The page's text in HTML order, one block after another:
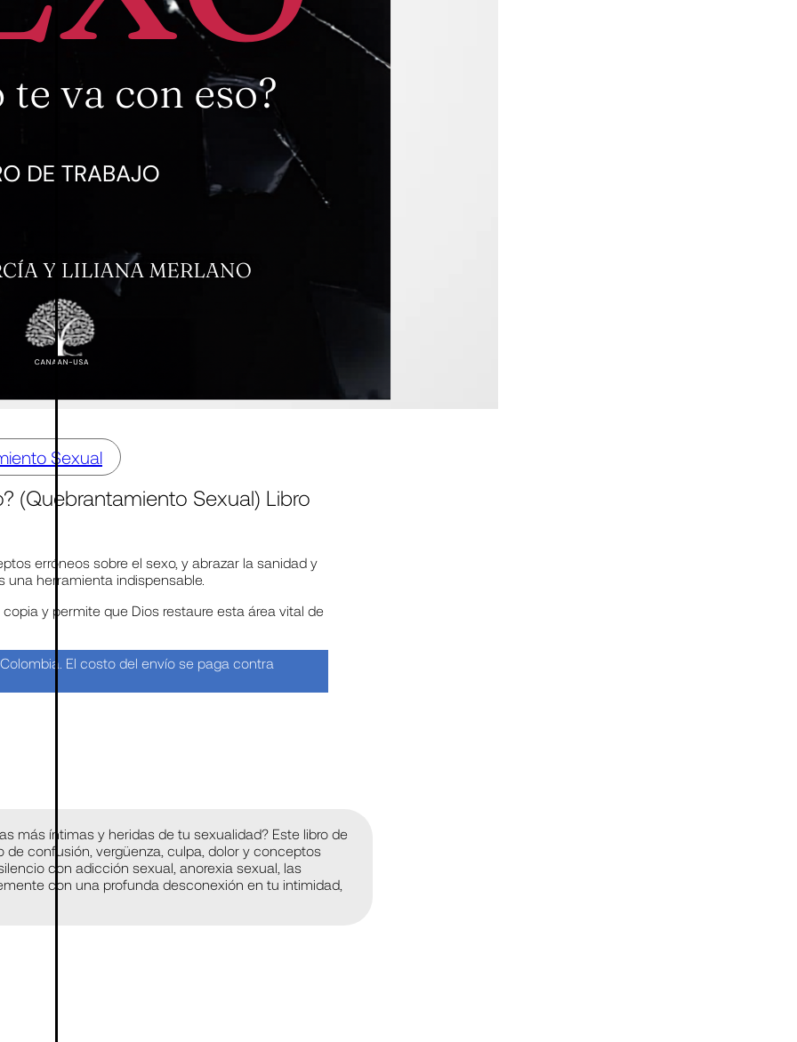
Sexual
(Quebrantamiento Sexual) Libro
erróneos sobre el sexo, y abrazar la sanidad y
una herramienta indispensable.
y permite que Dios restaure esta área vital de
El costo del envío se paga contra
más íntimas y heridas de tu sexualidad? Este libro de
de confusión, vergüenza, culpa, dolor y conceptos
con adicción sexual, anorexia sexual, las
con una profunda desconexión en tu intimidad,